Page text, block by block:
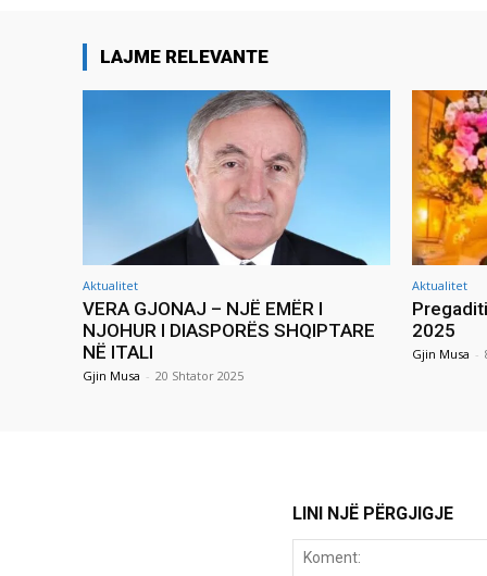
LAJME RELEVANTE
Aktualitet
VERA GJONAJ – NJË EMËR I
NJOHUR I DIASPORËS SHQIPTARE
NË ITALI
Gjin Musa - 20 Shtator 2025
Aktualitet
2025
Gjin Musa -
LINI NJË PËRGJIGJE